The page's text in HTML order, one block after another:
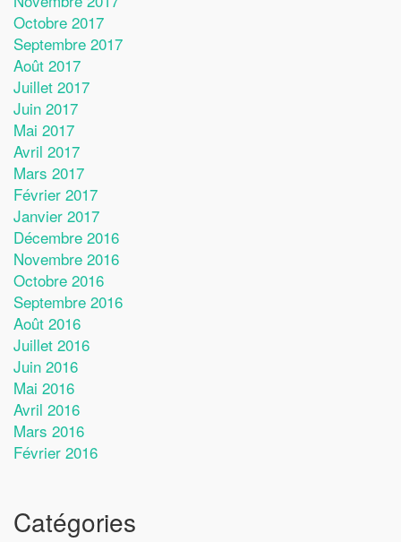
Octobre 2017
Septembre 2017
Août 2017
Juillet 2017
Juin 2017
Mai 2017
Avril 2017
Mars 2017
Février 2017
Janvier 2017
Décembre 2016
Novembre 2016
Octobre 2016
Septembre 2016
Août 2016
Juillet 2016
Juin 2016
Mai 2016
Avril 2016
Mars 2016
Février 2016
Catégories